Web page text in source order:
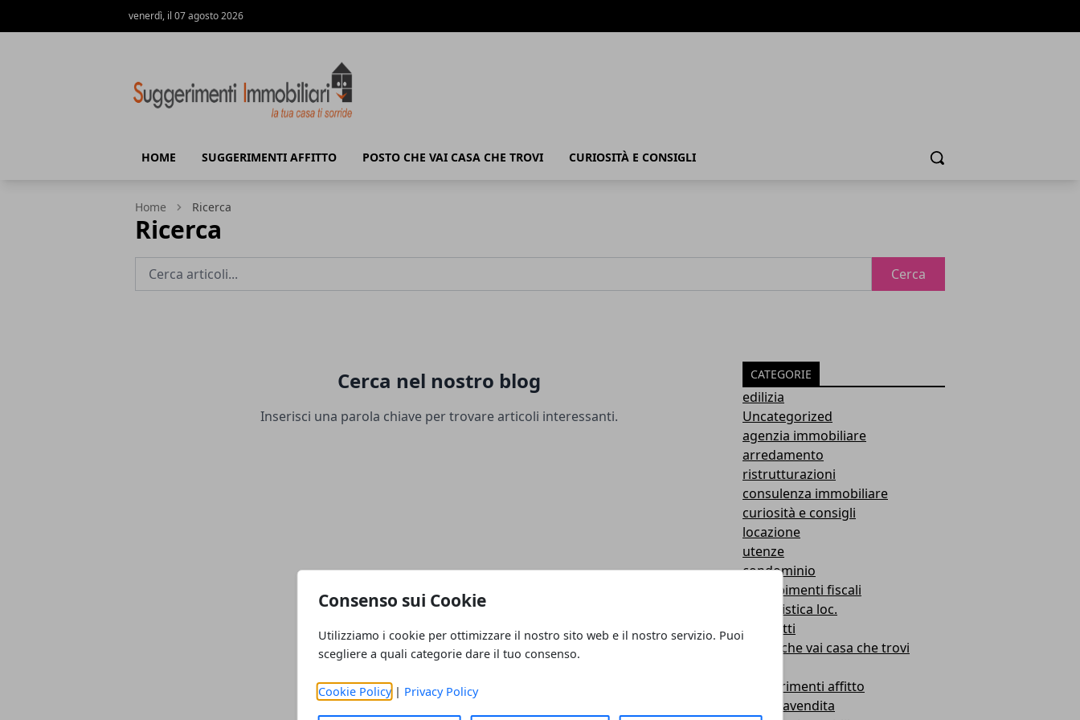
Consenso sui Cookie
Utilizziamo i cookie per ottimizzare il nostro sito web e il nostro servizio. Puoi
scegliere a quali categorie dare il tuo consenso.
Cookie Policy| Privacy Policy
venerdì, il 07 agosto 2026
HOME SUGGERIMENTI AFFITTO POSTO CHE VAI CASA CHE TROVI CURIOSITÀ E CONSIGLI Cerca
Home Ricerca
Ricerca
Cerca
Cerca nel nostro blog
Inserisci una parola chiave per trovare articoli interessanti.
CATEGORIE
edilizia
Uncategorized
agenzia immobiliare
arredamento
ristrutturazioni
consulenza immobiliare
curiosità e consigli
locazione
utenze
condominio
adempimenti fiscali
modulistica loc.
contratti
posto che vai casa che trovi
suggerimenti affitto
compravendita